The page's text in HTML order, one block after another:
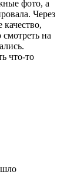
фото, а
Через
качество,
на
что-то